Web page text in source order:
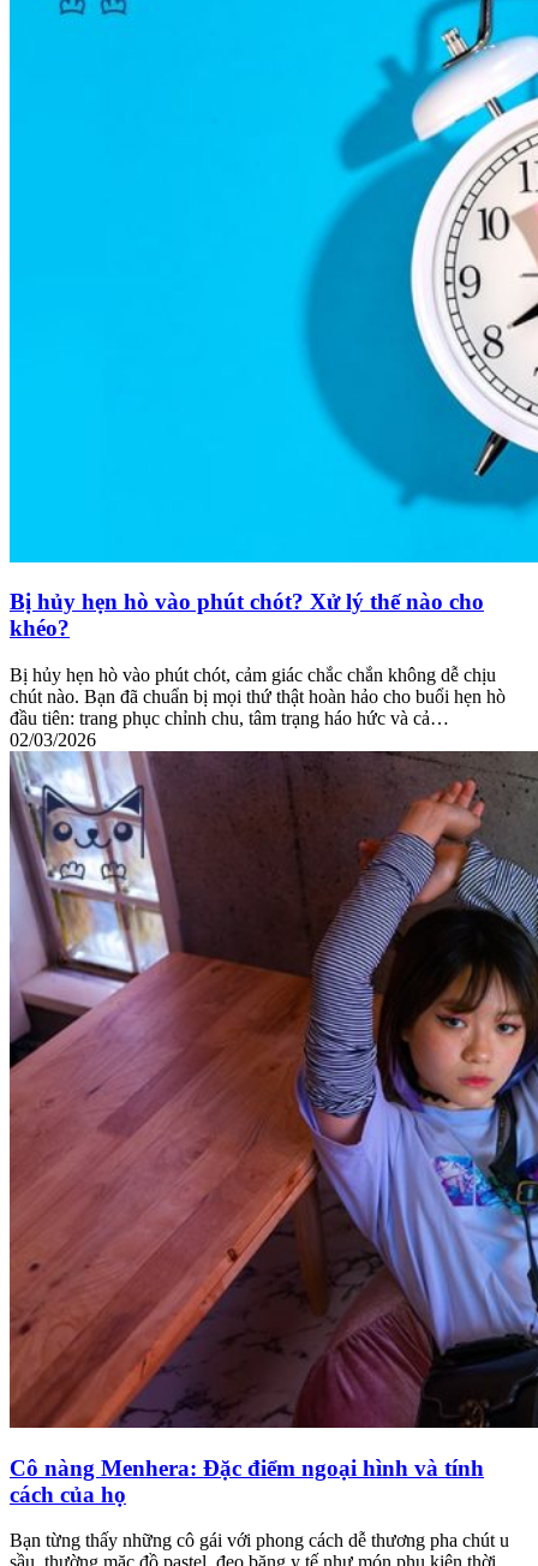
Bị hủy hẹn hò vào phút chót? Xử lý thế nào cho
khéo?
Bị hủy hẹn hò vào phút chót, cảm giác chắc chắn không dễ chịu
chút nào. Bạn đã chuẩn bị mọi thứ thật hoàn hảo cho buổi hẹn hò
đầu tiên: trang phục chỉnh chu, tâm trạng háo hức và cả…
02/03/2026
Cô nàng Menhera: Đặc điểm ngoại hình và tính
cách của họ
Bạn từng thấy những cô gái với phong cách dễ thương pha chút u